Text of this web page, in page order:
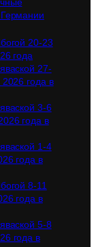
20-23
года
27-
2026 года в
3-6
года в
1-4
года в
8-11
года в
5-8
года в